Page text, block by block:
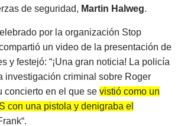
de seguridad, Martin Halweg.
por la organización Stop
un video de la presentación de
y festejó: “¡Una gran noticia! La policía
investigación criminal sobre Roger
concierto en el que se vistió como un
con una pistola y denigraba el
“.